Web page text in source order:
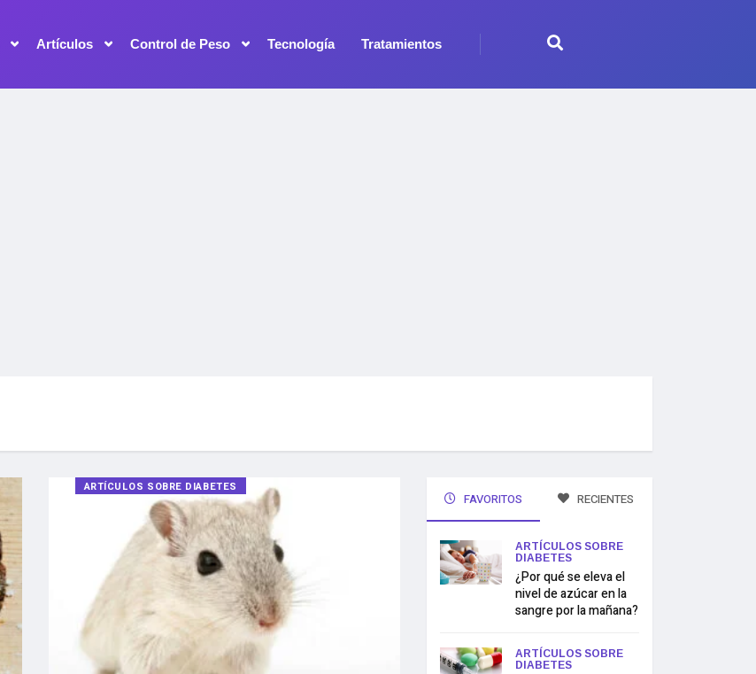
Artículos Control de Peso Tecnología Tratamientos
ARTÍCULOS SOBRE DIABETES
FAVORITOS RECIENTES
ARTÍCULOS SOBRE
DIABETES
¿Por qué se eleva el
nivel de azúcar en la
sangre por la mañana?
ARTÍCULOS SOBRE
DIABETES